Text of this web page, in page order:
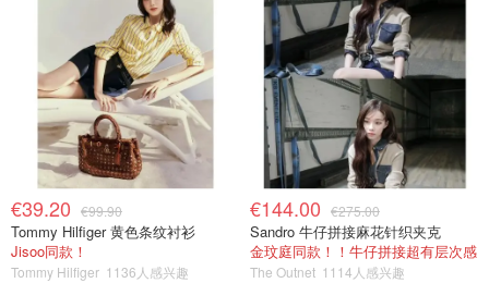
€39.20 €99.90
Tommy Hilfiger 黄色条纹衬衫
Jisoo同款！
Tommy Hilfiger 1136人感兴趣
€144.00 €275.00
Sandro 牛仔拼接麻花针织夹克
金玟庭同款！！牛仔拼接超有层次感
The Outnet 1114人感兴趣